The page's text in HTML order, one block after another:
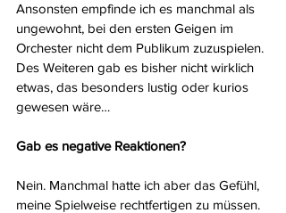
Ansonsten empfinde ich es manchmal als
ungewohnt, bei den ersten Geigen im
Orchester nicht dem Publikum zuzuspielen.
Des Weiteren gab es bisher nicht wirklich
etwas, das besonders lustig oder kurios
gewesen wäre…
Gab es negative Reaktionen?
Nein. Manchmal hatte ich aber das Gefühl,
meine Spielweise rechtfertigen zu müssen.